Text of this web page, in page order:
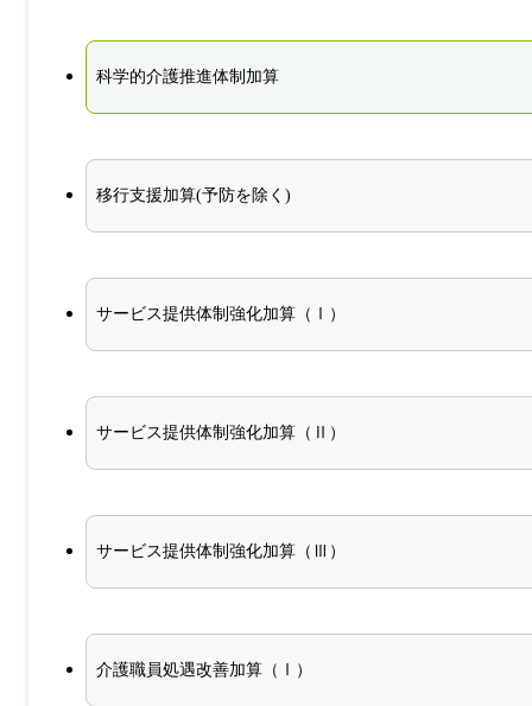
科学的介護推進体制加算
移行支援加算(予防を除く)
サービス提供体制強化加算（Ⅰ）
サービス提供体制強化加算（Ⅱ）
サービス提供体制強化加算（Ⅲ）
介護職員処遇改善加算（Ⅰ）